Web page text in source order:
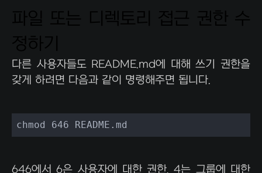
다른 사용자들도 README.md에 대해 쓰기 권한을
갖게 하려면 다음과 같이 명령해주면 됩니다.
chmod 646 README.md
646에서 6은 사용자에 대한 권한, 4는 그룹에 대한